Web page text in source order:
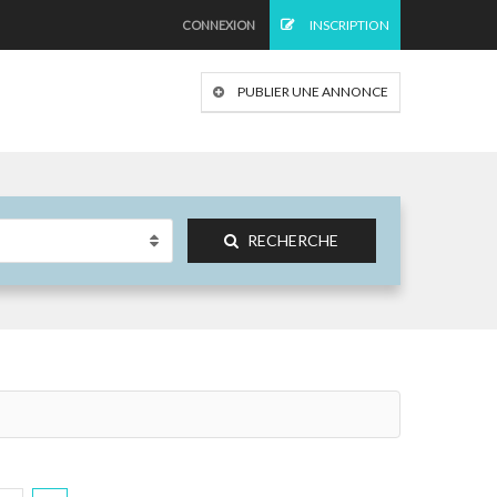
CONNEXION INSCRIPTION
PUBLIER UNE ANNONCE
RECHERCHE